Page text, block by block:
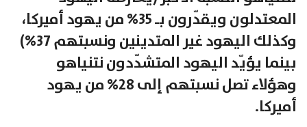
المعتدلون ويقدّرون بـ 35% من يهود أميركا،
وكذلك اليهود غير المتدينين ونسبتهم 37%)
بينما يؤيّد اليهود المتشدّدون نتنياهو
وهؤلاء تصل نسبتهم إلى 28% من يهود
أميركا.